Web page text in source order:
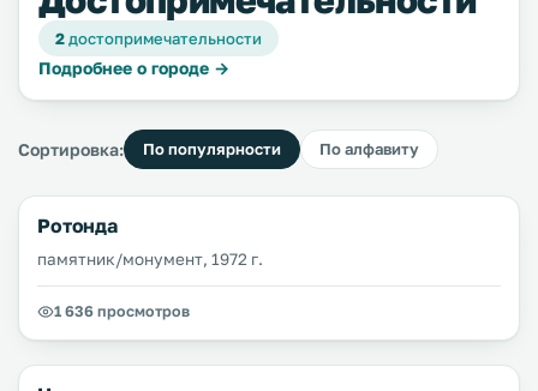
2достопримечательности
Подробнее о городе →
Сортировка: По популярности По алфавиту
Ротонда
памятник/монумент, 1972 г.
1 636 просмотров